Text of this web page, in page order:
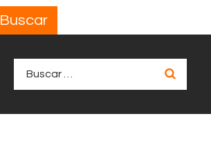
Buscar